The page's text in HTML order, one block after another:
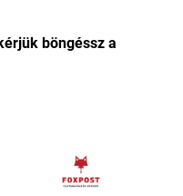
böngéssz a